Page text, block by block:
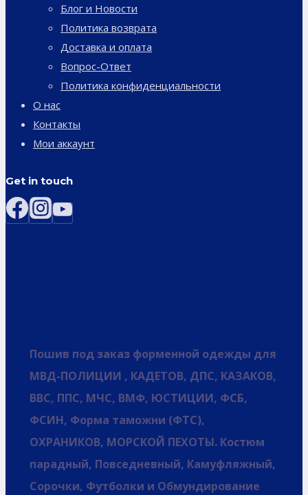
Блог и Новости
Политика возврата
Доставка и оплата
Вопрос-Ответ
Политика конфиденциальности
О нас
Контакты
Мои аккаунт
Get in touch
Пошив под заказ форменной одежды для
МВД-ПОЛИЦИИ , КАДЕТОВ, ДПС, КАЗАКОВ,
ВВС, ППС, МЧС, ВМФ, ЮСТИЦИИ, ФСБ,
ФСИН, Форма таможни (ФТС),
ОХРАНИКОВ, МОРСКОЙ ПЕХОТЫ. Костюм
парадный, Повседневный, Камуфляжный,
Сорочки, Футболки и Обмундирование